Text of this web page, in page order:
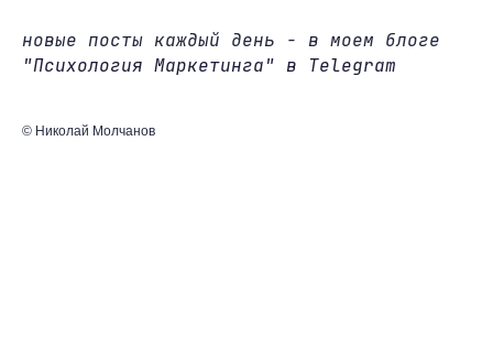
новые посты каждый день - в моем блоге
"Психология Маркетинга" в Telegram
© Николай Молчанов